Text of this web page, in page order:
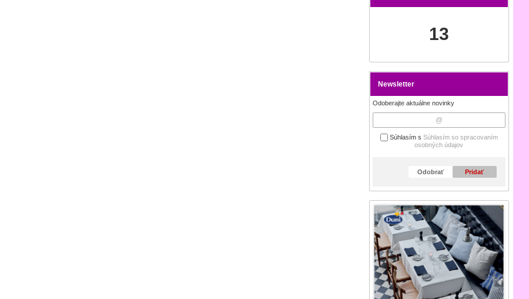
13
Newsletter
Odoberajte aktuálne novinky
Súhlasím s Súhlasím so spracovaním
osobných údajov
Odobrať Pridať